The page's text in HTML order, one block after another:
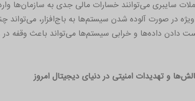
سایبری می‌توانند خسارات مالی جدی به سازمان‌ها
در صورت آلوده شدن سیستم‌ها به باج‌افزار، می‌تواند
دادن داده‌ها و خرابی سیستم‌ها می‌تواند باعث وقفه
و تهدیدات امنیتی در دنیای دیجیتال امروز